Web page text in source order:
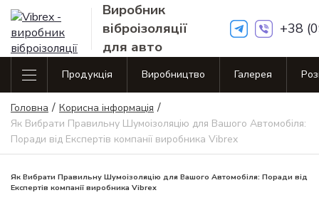
Виробник
віброізоляції
для авто
+38
Каталог продукції
Головна
Галерея
Віброізоляція
Standart line
Business line
Супутні товари
Продукція
Віброізоляція
Standart line
Business line
Шумоізоляція
Виробництво Галерея
Головна / Корисна інформація /
Як Вибрати Правильну Шумоізоляцію для Вашого Автомобіля:
Поради від Експертів компанії виробника Vibrex
Як Вибрати Правильну Шумоізоляцію для Вашого Автомобіля: Поради від
Експертів компанії виробника Vibrex